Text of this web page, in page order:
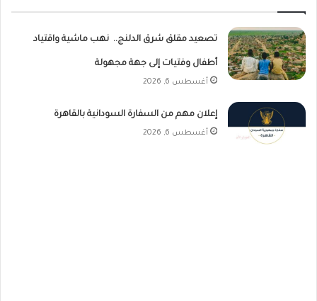
تصعيد مقلق شرق الدلنج.. نهب ماشية واقتياد
أطفال وفتيات إلى جهة مجهولة
أغسطس 6, 2026
إعلان مهم من السفارة السودانية بالقاهرة
أغسطس 6, 2026